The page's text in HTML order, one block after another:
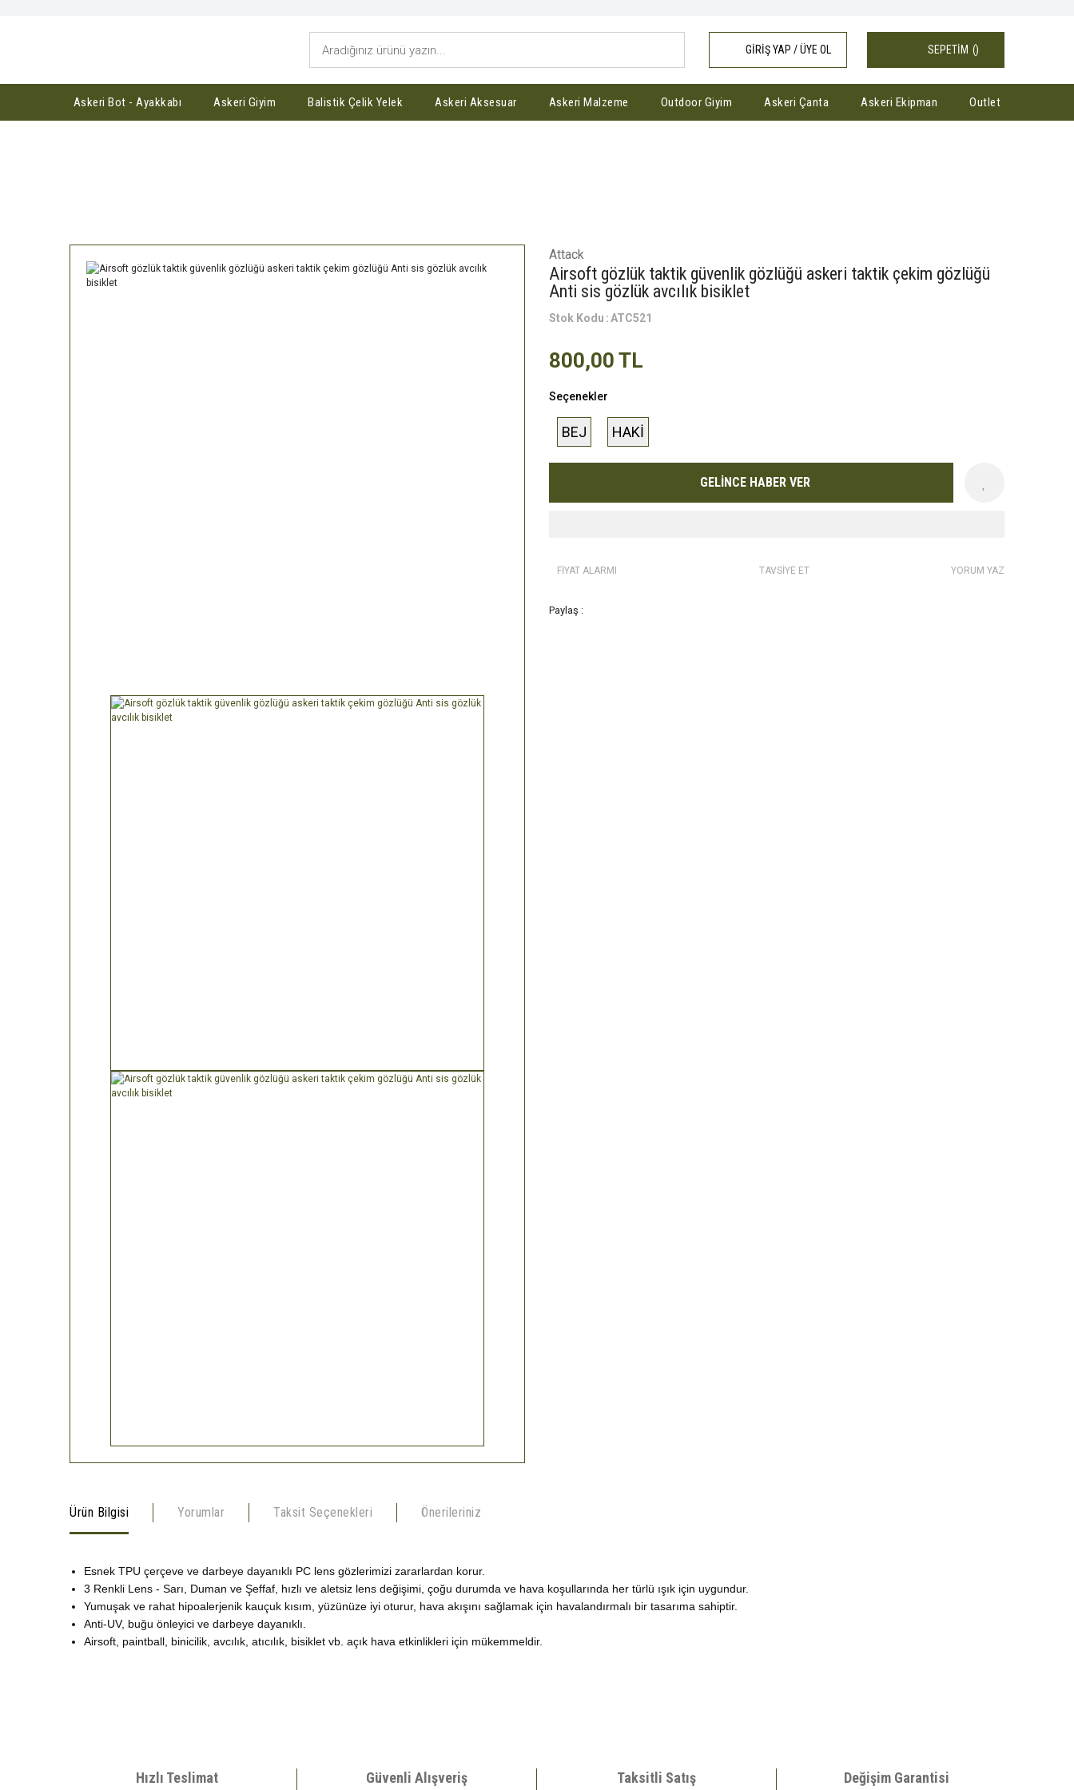
GİRİŞ YAP / ÜYE OL SEPETİM ()
Askeri Bot - Ayakkabı Askeri Giyim Balistik Çelik Yelek Askeri Aksesuar Askeri Malzeme Outdoor Giyim Askeri Çanta Askeri Ekipman Outlet
Attack
Airsoft gözlük taktik güvenlik gözlüğü askeri taktik çekim gözlüğü
Anti sis gözlük avcılık bisiklet
Stok Kodu ATC521
800,00 TL
Seçenekler
BEJ HAKİ
GELİNCE HABER VER
FİYAT ALARMI TAVSİYE ET YORUM YAZ
Paylaş :
Ürün Bilgisi Yorumlar Taksit Seçenekleri Önerileriniz
Esnek TPU çerçeve ve darbeye dayanıklı PC lens gözlerimizi zararlardan korur.
3 Renkli Lens - Sarı, Duman ve Şeffaf, hızlı ve aletsiz lens değişimi, çoğu durumda ve hava koşullarında her türlü ışık için uygundur.
Yumuşak ve rahat hipoalerjenik kauçuk kısım, yüzünüze iyi oturur, hava akışını sağlamak için havalandırmalı bir tasarıma sahiptir.
Anti-UV, buğu önleyici ve darbeye dayanıklı.
Airsoft, paintball, binicilik, avcılık, atıcılık, bisiklet vb. açık hava etkinlikleri için mükemmeldir.
Ürün resmi kalitesiz, bozuk veya görüntülenemiyor.
Hızlı Teslimat Güvenli Alışveriş Taksitli Satış Değişim Garantisi